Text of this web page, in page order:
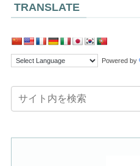
TRANSLATE
Powered by